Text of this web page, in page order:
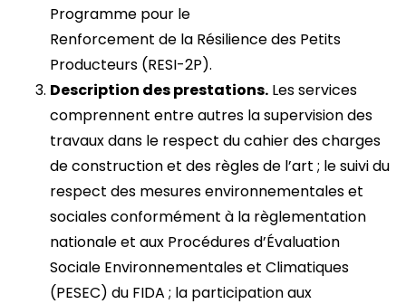
Programme pour le
Renforcement de la Résilience des Petits
Producteurs (RESI-2P).
Description des prestations. Les services
comprennent entre autres la supervision des
travaux dans le respect du cahier des charges
de construction et des règles de l’art ; le suivi du
respect des mesures environnementales et
sociales conformément à la règlementation
nationale et aux Procédures d’Évaluation
Sociale Environnementales et Climatiques
(PESEC) du FIDA ; la participation aux